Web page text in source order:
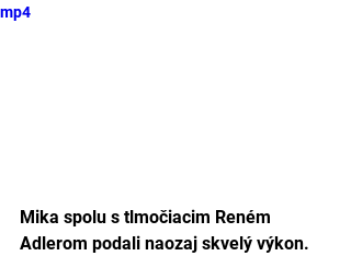
mp4
Mika spolu s tlmočiacim Reném
Adlerom podali naozaj skvelý výkon.